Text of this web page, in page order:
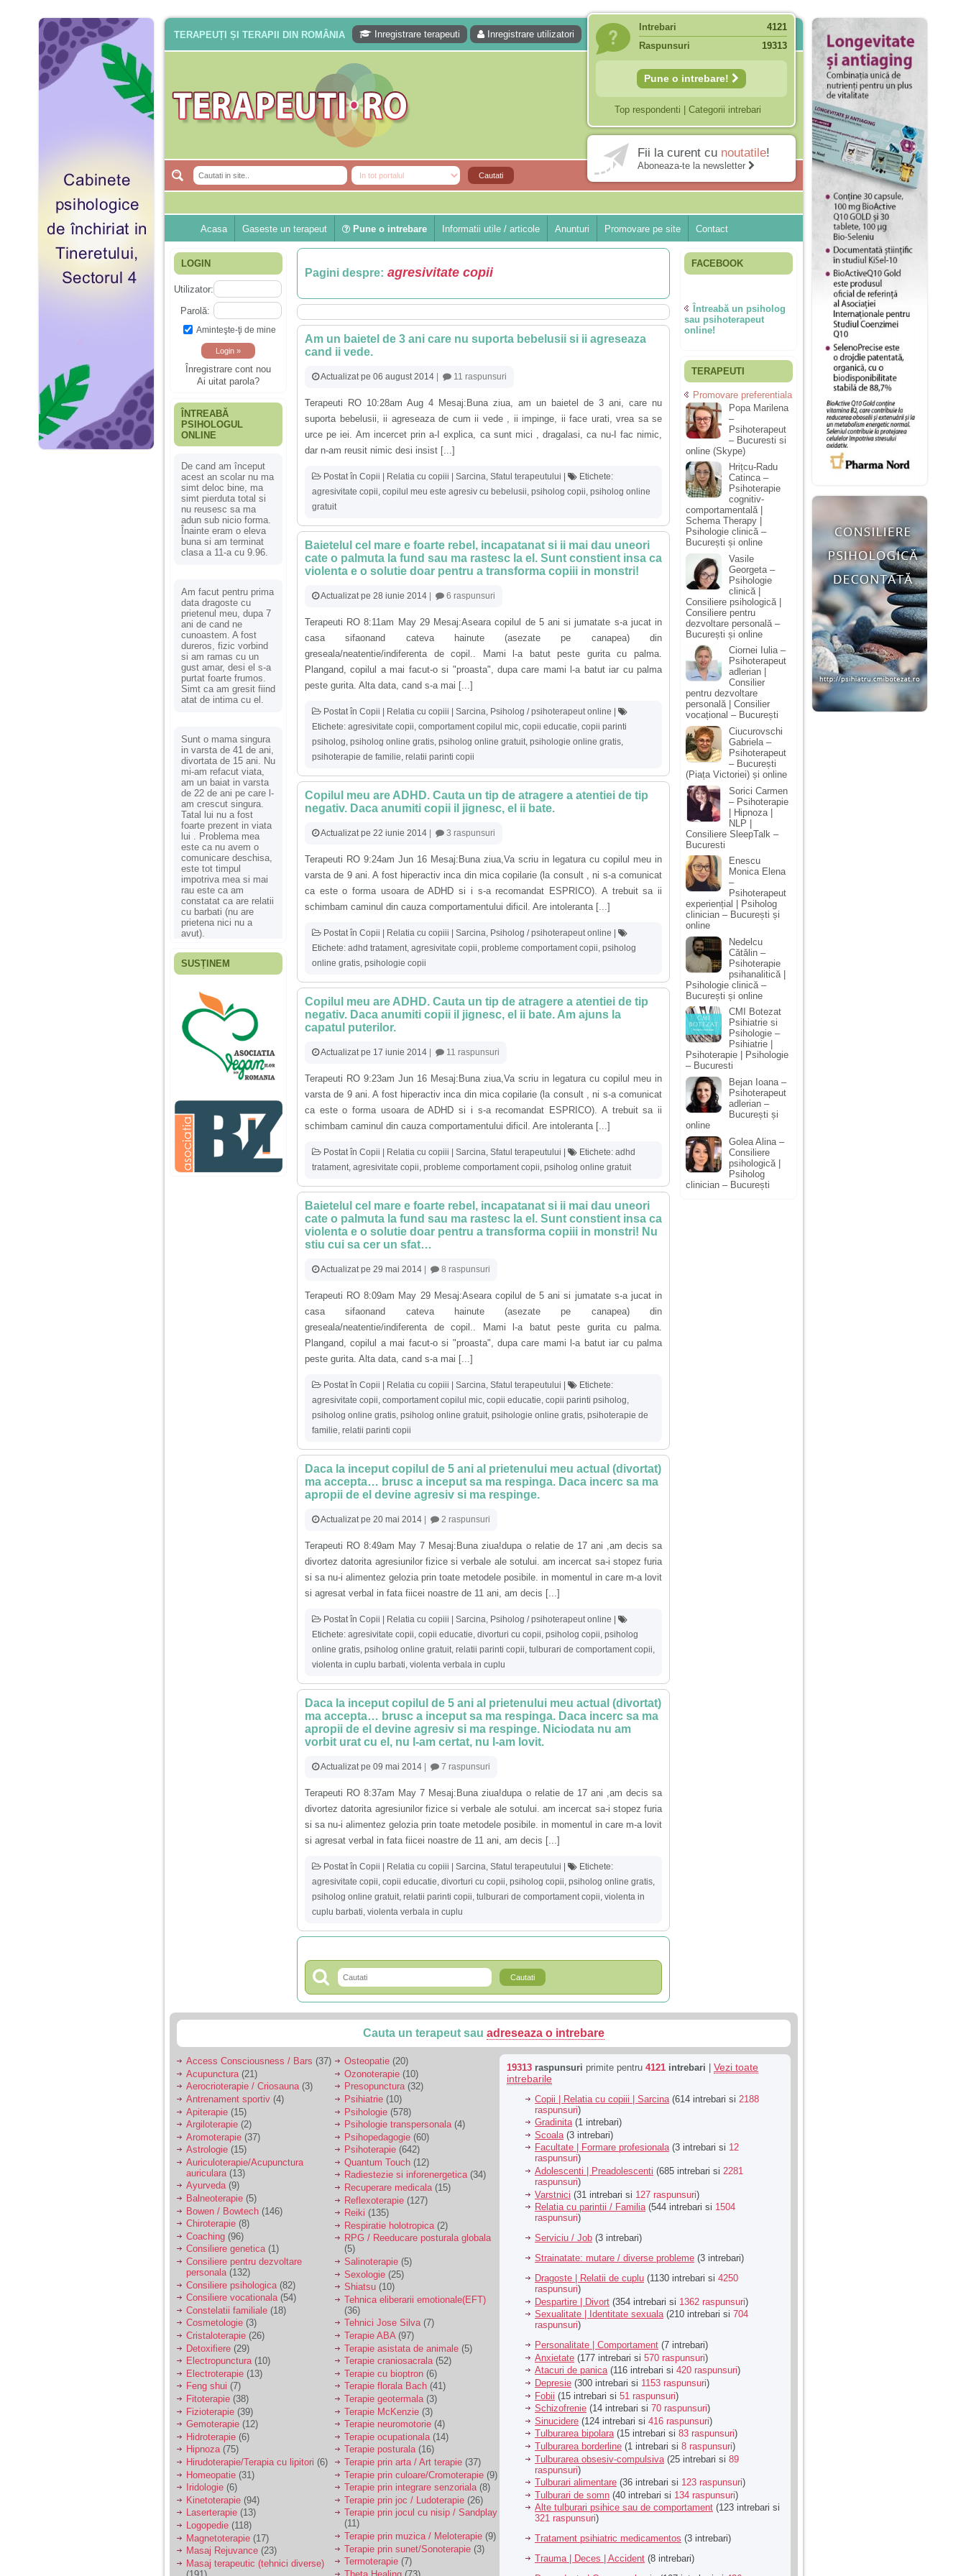
TERAPEUȚI ȘI TERAPII DIN ROMÂNIA Inregistrare terapeuti Inregistrare utilizatori
Intrebari
4121
Raspunsuri
19313
Pune o intrebare!
Top respondenti Categorii intrebari
Fii la curent cu noutatile!
Aboneaza-te la newsletter
Acasa Gaseste un terapeut Pune o intrebare Informatii utile / articole Anunturi Promovare pe site Contact
LOGIN
Utilizator:
Parolă:
Aminteşte-ţi de mine
Înregistrare cont nou
Ai uitat parola?
ÎNTREABĂ
PSIHOLOGUL
ONLINE
De cand am început
acest an scolar nu ma
simt deloc bine, ma
simt pierduta total si
nu reusesc sa ma
adun sub nicio forma.
Înainte eram o eleva
buna si am terminat
clasa a 11-a cu 9.96.
Am facut pentru prima
data dragoste cu
prietenul meu, dupa 7
ani de cand ne
cunoastem. A fost
dureros, fizic vorbind
si am ramas cu un
gust amar, desi el s-a
purtat foarte frumos.
Simt ca am gresit fiind
atat de intima cu el.
Sunt o mama singura
in varsta de 41 de ani,
divortata de 15 ani. Nu
mi-am refacut viata,
am un baiat in varsta
de 22 de ani pe care l-
am crescut singura.
Tatal lui nu a fost
foarte prezent in viata
lui . Problema mea
este ca nu avem o
comunicare deschisa,
este tot timpul
impotriva mea si mai
rau este ca am
constatat ca are relatii
cu barbati (nu are
prietena nici nu a
avut).
Fiica mea s-a nascut
ani, privind in urma
realizez cat de multe
greseli am facut in
educatia si cresterea
ei, am fost o mama
egoista, preocupata
de implinirea
profesionala, cand ea
era mica am neglijat-
agresiva, orice
greseala era taxata cu
o palma sau pedepse.
De 4 ani am o relatie
serioasa cu un barbat
SUSȚINEM
Pagini despre: agresivitate copii
Am un baietel de 3 ani care nu suporta bebelusii si ii agreseaza
cand ii vede.
Actualizat pe 06 august 2014 | 11 raspunsuri
Terapeuti RO 10:28am Aug 4 Mesaj:Buna ziua, am un baietel de 3 ani, care nu
suporta bebelusii, ii agreseaza de cum ii vede , ii impinge, ii face urati, vrea sa se
urce pe iei. Am incercet prin a-I explica, ca sunt mici , dragalasi, ca nu-I fac nimic,
dar n-am reusit nimic desi insist [...]
Postat în Copii | Relatia cu copiii | Sarcina Sfatul terapeutului |
Etichete:
agresivitate copii copilul meu este agresiv cu bebelusii psiholog copii psiholog online
gratuit
Baietelul cel mare e foarte rebel, incapatanat si ii mai dau uneori
cate o palmuta la fund sau ma rastesc la el. Sunt constient insa ca
violenta e o solutie doar pentru a transforma copiii in monstri!
Actualizat pe 28 iunie 2014 | 6 raspunsuri
Terapeuti RO 8:11am May 29 Mesaj:Aseara copilul de 5 ani si jumatate s-a jucat in
casa sifaonand cateva hainute (asezate pe canapea) din
greseala/neatentie/indiferenta de copil.. Mami l-a batut peste gurita cu palma.
Plangand, copilul a mai facut-o si "proasta", dupa care mami l-a batut iar cu palma
peste gurita. Alta data, cand s-a mai [...]
Postat în Copii | Relatia cu copiii | Sarcina Psiholog / psihoterapeut online |
Etichete: agresivitate copii comportament copilul mic copii educatie copii parinti
psiholog psiholog online gratis psiholog online gratuit psihologie online gratis
psihoterapie de familie relatii parinti copii
Copilul meu are ADHD. Cauta un tip de atragere a atentiei de tip
negativ. Daca anumiti copii il jignesc, el ii bate.
Actualizat pe 22 iunie 2014 | 3 raspunsuri
Terapeuti RO 9:24am Jun 16 Mesaj:Buna ziua,Va scriu in legatura cu copilul meu in
varsta de 9 ani. A fost hiperactiv inca din mica copilarie (la consult , ni s-a comunicat
ca este o forma usoara de ADHD si i s-a recomandat ESPRICO). A trebuit sa ii
schimbam caminul din cauza comportamentului dificil. Are intoleranta [...]
Postat în Copii | Relatia cu copiii | Sarcina Psiholog / psihoterapeut online |
Etichete: adhd tratament agresivitate copii probleme comportament copii psiholog
online gratis psihologie copii
Copilul meu are ADHD. Cauta un tip de atragere a atentiei de tip
negativ. Daca anumiti copii il jignesc, el ii bate. Am ajuns la
capatul puterilor.
Actualizat pe 17 iunie 2014 | 11 raspunsuri
Terapeuti RO 9:23am Jun 16 Mesaj:Buna ziua,Va scriu in legatura cu copilul meu in
varsta de 9 ani. A fost hiperactiv inca din mica copilarie (la consult , ni s-a comunicat
ca este o forma usoara de ADHD si i s-a recomandat ESPRICO). A trebuit sa ii
schimbam caminul din cauza comportamentului dificil. Are intoleranta [...]
Postat în Copii | Relatia cu copiii | Sarcina Sfatul terapeutului | Etichete: adhd
tratament agresivitate copii probleme comportament copii psiholog online gratuit
Baietelul cel mare e foarte rebel, incapatanat si ii mai dau uneori
cate o palmuta la fund sau ma rastesc la el. Sunt constient insa ca
violenta e o solutie doar pentru a transforma copiii in monstri! Nu
stiu cui sa cer un sfat…
Actualizat pe 29 mai 2014 | 8 raspunsuri
Terapeuti RO 8:09am May 29 Mesaj:Aseara copilul de 5 ani si jumatate s-a jucat in
casa sifaonand cateva hainute (asezate pe canapea) din
greseala/neatentie/indiferenta de copil.. Mami l-a batut peste gurita cu palma.
Plangand, copilul a mai facut-o si "proasta", dupa care mami l-a batut iar cu palma
peste gurita. Alta data, cand s-a mai [...]
Postat în Copii | Relatia cu copiii | Sarcina Sfatul terapeutului |
Etichete:
agresivitate copii comportament copilul mic copii educatie copii parinti psiholog
psiholog online gratis psiholog online gratuit psihologie online gratis psihoterapie de
familie relatii parinti copii
Daca la inceput copilul de 5 ani al prietenului meu actual (divortat)
ma accepta… brusc a inceput sa ma respinga. Daca incerc sa ma
apropii de el devine agresiv si ma respinge.
Actualizat pe 20 mai 2014 | 2 raspunsuri
Terapeuti RO 8:49am May 7 Mesaj:Buna ziua!dupa o relatie de 17 ani ,am decis sa
divortez datorita agresiunilor fizice si verbale ale sotului. am incercat sa-i stopez furia
si sa nu-i alimentez gelozia prin toate metodele posibile. in momentul in care m-a lovit
si agresat verbal in fata fiicei noastre de 11 ani, am decis [...]
Postat în Copii | Relatia cu copiii | Sarcina Psiholog / psihoterapeut online |
Etichete: agresivitate copii copii educatie divorturi cu copii psiholog copii psiholog
online gratis psiholog online gratuit relatii parinti copii tulburari de comportament copii
violenta in cuplu barbati violenta verbala in cuplu
Daca la inceput copilul de 5 ani al prietenului meu actual (divortat)
ma accepta… brusc a inceput sa ma respinga. Daca incerc sa ma
apropii de el devine agresiv si ma respinge. Niciodata nu am
vorbit urat cu el, nu l-am certat, nu l-am lovit.
Actualizat pe 09 mai 2014 | 7 raspunsuri
Terapeuti RO 8:37am May 7 Mesaj:Buna ziua!dupa o relatie de 17 ani ,am decis sa
divortez datorita agresiunilor fizice si verbale ale sotului. am incercat sa-i stopez furia
si sa nu-i alimentez gelozia prin toate metodele posibile. in momentul in care m-a lovit
si agresat verbal in fata fiicei noastre de 11 ani, am decis [...]
Postat în Copii | Relatia cu copiii | Sarcina Sfatul terapeutului |
Etichete:
agresivitate copii copii educatie divorturi cu copii psiholog copii psiholog online gratis
psiholog online gratuit relatii parinti copii tulburari de comportament copii violenta in
cuplu barbati violenta verbala in cuplu
FACEBOOK
Întreabă un psiholog
sau psihoterapeut
online!
TERAPEUTI
Promovare preferentiala
Popa Marilena
–
Psihoterapeut
– Bucuresti si
online (Skype)
Hrițcu-Radu
Catinca –
Psihoterapie
cognitiv-
comportamentală |
Schema Therapy |
Psihologie clinică –
București și online
Vasile
Georgeta –
Psihologie
clinică |
Consiliere psihologică |
Consiliere pentru
dezvoltare personală –
București și online
Ciornei Iulia –
Psihoterapeut
adlerian |
Consilier
pentru dezvoltare
personală | Consilier
vocațional – București
Ciucurovschi
Gabriela –
Psihoterapeut
– București
(Piața Victoriei) și online
Sorici Carmen
– Psihoterapie
| Hipnoza |
NLP |
Consiliere SleepTalk –
Bucuresti
Enescu
Monica Elena
–
Psihoterapeut
experiențial | Psiholog
clinician – București și
online
Nedelcu
Cătălin –
Psihoterapie
psihanalitică |
Psihologie clinică –
București și online
CMI Botezat
Psihiatrie si
Psihologie –
Psihiatrie |
Psihoterapie | Psihologie
– Bucuresti
Bejan Ioana –
Psihoterapeut
adlerian –
București și
online
Golea Alina –
Consiliere
psihologică |
Psiholog
clinician – București
Cauta un terapeut sau adreseaza o intrebare
Access Consciousness / Bars (37)
Acupunctura (21)
Aerocrioterapie / Criosauna(3)
Antrenament sportiv (4)
Apiterapie (15)
Argiloterapie (2)
Aromoterapie (37)
Astrologie (15)
Auriculoterapie/Acupunctura
auriculara (13)
Ayurveda(9)
Balneoterapie (5)
Bowen / Bowtech (146)
Chiroterapie (8)
Coaching (96)
Consiliere genetica(1)
Consiliere pentru dezvoltare
personala(132)
Consiliere psihologica (82)
Consiliere vocationala(54)
Constelatii familiale (18)
Cosmetologie (3)
Cristaloterapie (26)
Detoxifiere (29)
Electropunctura(10)
Electroterapie (13)
Feng shui (7)
Fitoterapie (38)
Fizioterapie (39)
Gemoterapie (12)
Hidroterapie (6)
Hipnoza(75)
Hirudoterapie/Terapia cu lipitori (6)
Homeopatie (31)
Iridologie (6)
Kinetoterapie (94)
Laserterapie (13)
Logopedie (118)
Magnetoterapie (17)
Masaj Rejuvance (23)
Masaj terapeutic (tehnici diverse)
Osteopatie (20)
Ozonoterapie (10)
Presopunctura(32)
Psihiatrie (10)
Psihologie (578)
Psihologie transpersonala(4)
Psihopedagogie (60)
Psihoterapie (642)
Quantum Touch (12)
Radiestezie si inforenergetica(34)
Recuperare medicala(15)
Reflexoterapie (127)
Reiki (135)
Respiratie holotropica (2)
RPG / Reeducare posturala globala
(5)
Salinoterapie (5)
Sexologie (25)
Shiatsu (10)
Tehnica eliberarii emotionale(EFT)
(36)
Tehnici Jose Silva(7)
Terapie ABA(97)
Terapie asistata de animale (5)
Terapie craniosacrala(52)
Terapie cu bioptron (6)
Terapie florala Bach (41)
Terapie geotermala (3)
Terapie McKenzie (3)
Terapie neuromotorie (4)
Terapie ocupationala (14)
Terapie posturala(16)
Terapie prin arta / Art terapie (37)
Terapie prin culoare/Cromoterapie (9)
Terapie prin integrare senzoriala(8)
Terapie prin joc / Ludoterapie (26)
Terapie prin jocul cu nisip / Sandplay
(11)
Terapie prin muzica / Meloterapie (9)
Terapie prin sunet/Sonoterapie (3)
Termoterapie (7)
19313 raspunsuri primite pentru 4121 intrebari | Vezi toate
intrebarile
Copii | Relatia cu copiii | Sarcina (614 intrebari si 2188
raspunsuri)
Gradinita(1 intrebari)
Scoala (3 intrebari)
Facultate | Formare profesionala(3 intrebari si 12
raspunsuri)
Adolescenti | Preadolescenti (685 intrebari si 2281
raspunsuri)
Varstnici (31 intrebari si 127 raspunsuri)
Relatia cu parintii / Familia(544 intrebari si 1504
raspunsuri)
Serviciu / Job (3 intrebari)
Strainatate: mutare / diverse probleme (3 intrebari)
Dragoste | Relatii de cuplu (1130 intrebari si 4250
raspunsuri)
Despartire | Divort (354 intrebari si 1362 raspunsuri)
Sexualitate | Identitate sexuala(210 intrebari si 704
raspunsuri)
Personalitate | Comportament (7 intrebari)
Anxietate (177 intrebari si 570 raspunsuri)
Atacuri de panica(116 intrebari si 420 raspunsuri)
Depresie (300 intrebari si 1153 raspunsuri)
Fobii (15 intrebari si 51 raspunsuri)
Schizofrenie (14 intrebari si 70 raspunsuri)
Sinucidere (124 intrebari si 416 raspunsuri)
Tulburarea bipolara(15 intrebari si 83 raspunsuri)
Tulburarea borderline (1 intrebari si 8 raspunsuri)
Tulburarea obsesiv-compulsiva (25 intrebari si 89
raspunsuri)
Tulburari alimentare (36 intrebari si 123 raspunsuri)
Tulburari de somn (40 intrebari si 134 raspunsuri)
Alte tulburari psihice sau de comportament (123 intrebari si
321 raspunsuri)
Tratament psihiatric medicamentos (3 intrebari)
Trauma | Deces | Accident (8 intrebari)